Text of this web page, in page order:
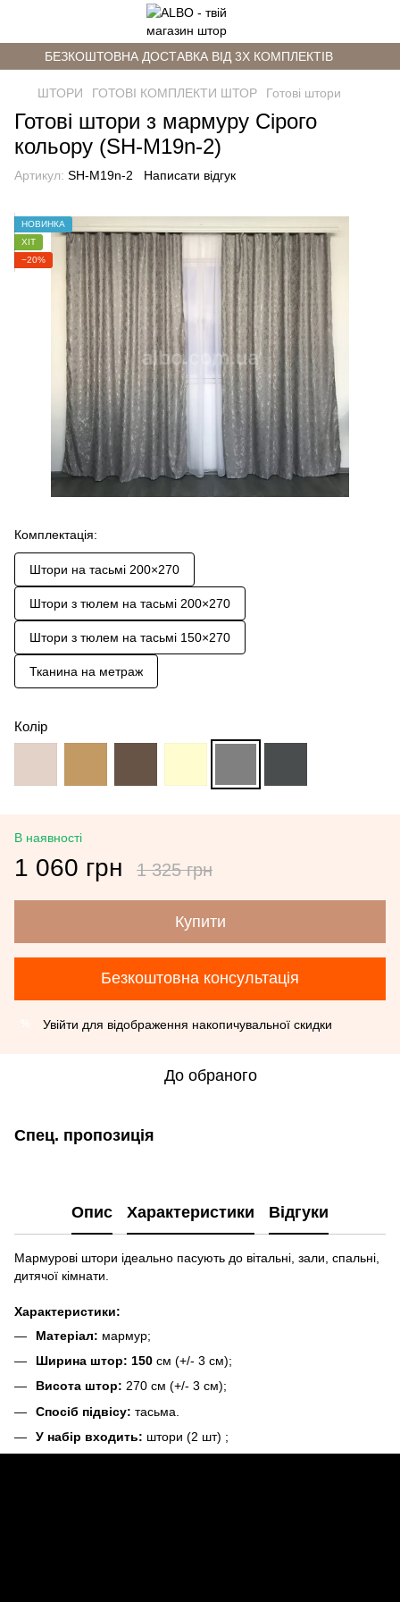
БЕЗКОШТОВНА ДОСТАВКА ВІД 3Х КОМПЛЕКТІВ
ШТОРИ ГОТОВІ КОМПЛЕКТИ ШТОР Готові штори
Готові штори з мармуру Сірого
кольору (SH-M19n-2)
Артикул: SH-M19n-2 Написати відгук
НОВИНКА
ХІТ
−20%
Комплектація:
Штори на тасьмі 200×270
Штори з тюлем на тасьмі 200×270
Штори з тюлем на тасьмі 150×270
Тканина на метраж
Колір
В наявності
1 060 грн 1 325 грн
Купити
Безкоштовна консультація
Увійти для відображення накопичувальної скидки
До обраного
Спец. пропозиція
Опис Характеристики Відгуки
Мармурові штори ідеально пасують до вітальні, зали, спальні,
дитячої кімнати.
Характеристики:
Матеріал: мармур;
Ширина штор: 150 см (+/- 3 см);
Висота штор: 270 см (+/- 3 см);
Спосіб підвісу: тасьма.
У набір входить: штори (2 шт) ;